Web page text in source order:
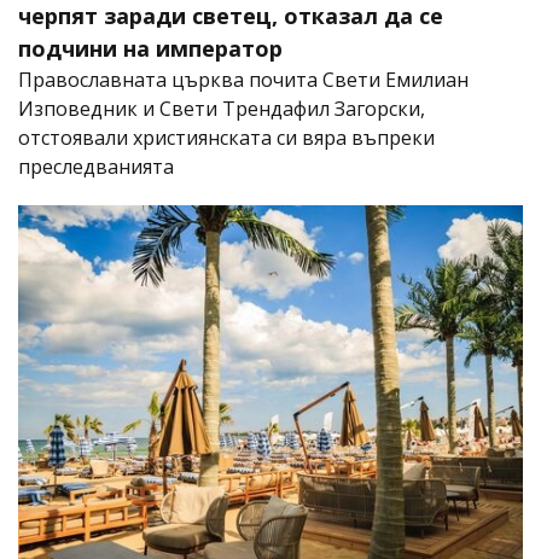
черпят заради светец, отказал да се
подчини на император
Православната църква почита Свети Емилиан
Изповедник и Свети Трендафил Загорски,
отстоявали християнската си вяра въпреки
преследванията